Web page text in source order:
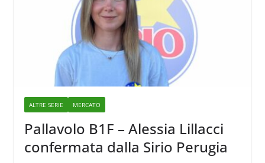
ALTRE SERIE MERCATO
Pallavolo B1F – Alessia Lillacci
confermata dalla Sirio Perugia